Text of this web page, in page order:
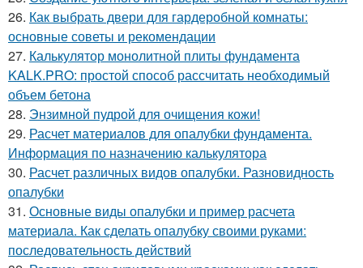
26. Как выбрать двери для гардеробной комнаты:
основные советы и рекомендации
27. Калькулятор монолитной плиты фундамента
KALK.PRO: простой способ рассчитать необходимый
объем бетона
28. Энзимной пудрой для очищения кожи!
29. Расчет материалов для опалубки фундамента.
Информация по назначению калькулятора
30. Расчет различных видов опалубки. Разновидность
опалубки
31. Основные виды опалубки и пример расчета
материала. Как сделать опалубку своими руками:
последовательность действий